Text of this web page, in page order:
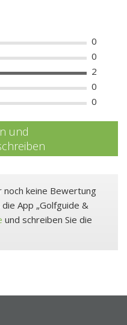
0
0
2
0
0
und
noch keine Bewertung
App „Golfguide &
und schreiben Sie die